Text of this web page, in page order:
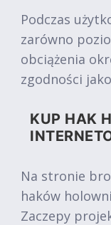
Podczas
zarówno
obciążenia
zgodności
KUP HAK
Na stronie
haków
Zaczepy